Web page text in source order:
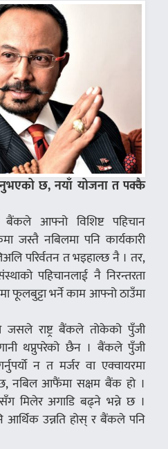
छ, नयाँ योजना त पक्कै
आफ्नो विशिष्ट पहिचान
नबिलमा पनि कार्यकारी
परिर्वतन त भइहाल्छ नै । तर,
पहिचानलाई नै निरन्तरता
फूलबुट्टा भर्ने काम आफ्नो ठाउँमा
जसले राष्ट्र बैंकले तोकेको पुँजी
थप्नुपरेको छैन । बैंकले पुँजी
न त मर्जर वा एक्वायरमा
नबिल आफैंमा सक्षम बैंक हो ।
मिलेर अगाडि बढ्ने भन्ने छ ।
आर्थिक उन्नति होस् र बैंकले पनि